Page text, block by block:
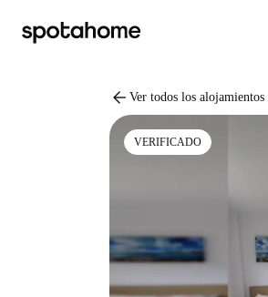
arrow_back Ver todos los alojamientos
VERIFICADO